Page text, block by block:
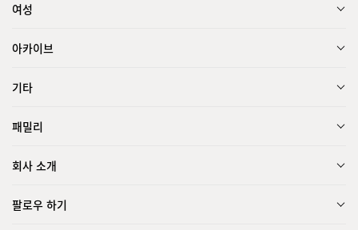
여성
아카이브
기타
패밀리
회사 소개
팔로우 하기